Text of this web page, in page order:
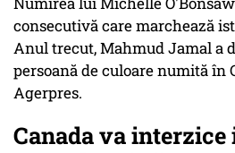
consecutivă care marchează
Anul trecut, Mahmud Jamal a
persoană de culoare numită în
Agerpres.
Canada va